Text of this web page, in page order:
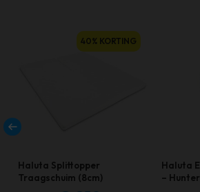
Haluta Splittopper
Traagschuim (8cm)
40% KORTING
Haluta
– Hunter